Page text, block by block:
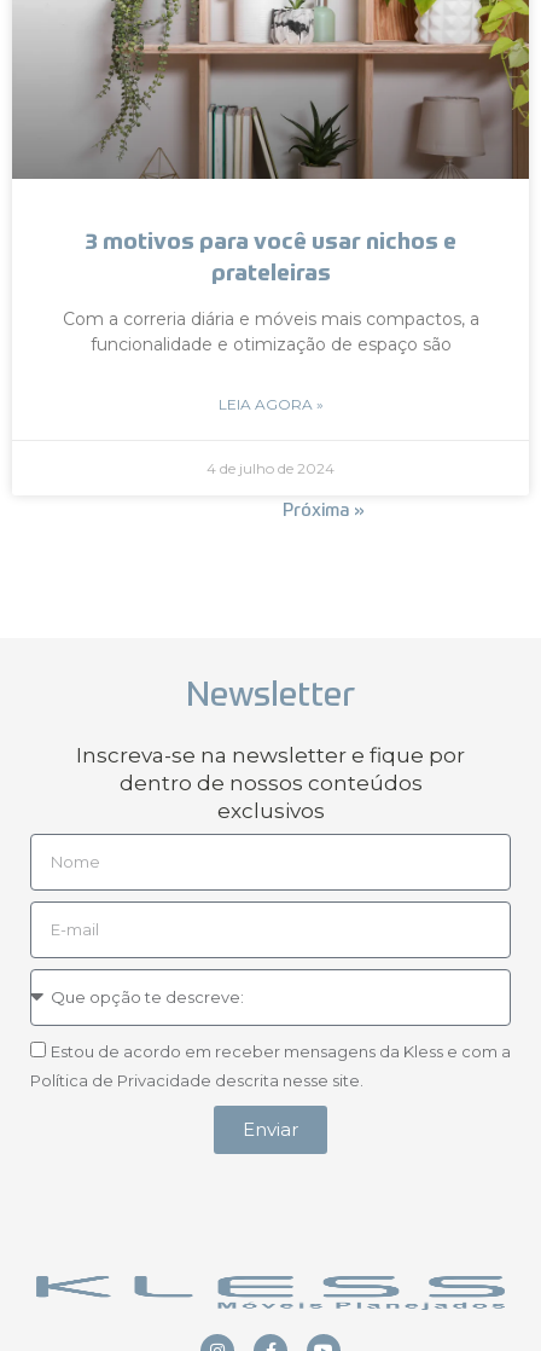
3 motivos para você usar nichos e
prateleiras
Com a correria diária e móveis mais compactos, a
funcionalidade e otimização de espaço são
LEIA AGORA »
4 de julho de 2024
Próxima »
Newsletter
Inscreva-se na newsletter e fique por
dentro de nossos conteúdos
exclusivos
Estou de acordo em receber mensagens da Kless e com a
Política de Privacidade descrita nesse site.
Enviar